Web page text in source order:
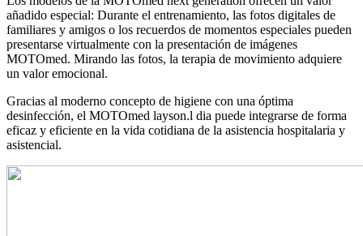
añadido especial: Durante el entrenamiento, las fotos digitales de
familiares y amigos o los recuerdos de momentos especiales pueden
presentarse virtualmente con la presentación de imágenes
MOTOmed. Mirando las fotos, la terapia de movimiento adquiere
un valor emocional.
Gracias al moderno concepto de higiene con una óptima
desinfección, el MOTOmed layson.l dia puede integrarse de forma
eficaz y eficiente en la vida cotidiana de la asistencia hospitalaria y
asistencial.